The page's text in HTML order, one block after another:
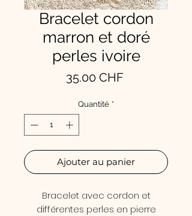
Bracelet cordon
marron et doré
perles ivoire
35.00 CHFPrix
Quantité *
Ajouter au panier
Bracelet avec cordon et
différentes perles en pierre